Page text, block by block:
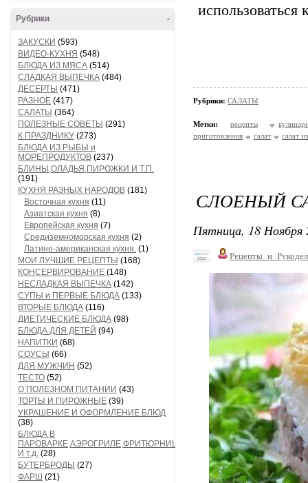
-
Рубрики
ЗАКУСКИ (593)
ВИДЕО-КУХНЯ (548)
БЛЮДА ИЗ МЯСА (514)
СЛАДКАЯ ВЫПЕЧКА (484)
ДЕСЕРТЫ (471)
РАЗНОЕ (417)
САЛАТЫ (364)
ПОЛЕЗНЫЕ СОВЕТЫ (291)
К ПРАЗДНИКУ (273)
БЛЮДА ИЗ РЫБЫ и
МОРЕПРОДУКТОВ (237)
БЛИНЫ,ОЛАДЬЯ,ПИРОЖКИ И Т.П.
(191)
КУХНЯ РАЗНЫХ НАРОДОВ (181)
Восточная кухня (11)
Азиатская кухня (8)
Европейская кухня (7)
Средиземноморская кухня (2)
Латино-американская кухня. (1)
МОИ ЛУЧШИЕ РЕЦЕПТЫ (168)
КОНСЕРВИРОВАНИЕ (148)
НЕСЛАДКАЯ ВЫПЕЧКА (142)
СУПЫ и ПЕРВЫЕ БЛЮДА (133)
ВТОРЫЕ БЛЮДА (116)
ДИЕТИЧЕСКИЕ БЛЮДА (98)
БЛЮДА ДЛЯ ДЕТЕЙ (94)
НАПИТКИ (68)
СОУСЫ (66)
ДЛЯ МУЖЧИН (52)
ТЕСТО (52)
О ПОЛЕЗНОМ ПИТАНИИ (43)
ТОРТЫ И ПИРОЖНЫЕ (39)
УКРАШЕНИЕ И ОФОРМЛЕНИЕ БЛЮД
(38)
БЛЮДА В
ПАРОВАРКЕ,АЭРОГРИЛЕ,ФРИТЮРНИЦЕ
И т.д. (28)
БУТЕРБРОДЫ (27)
ФАРШ (21)
Рубрики: САЛАТЫ
Метки: рецепты
приготовления
салат салат
СЛОЕНЫЙ
Пятница, 18 Ноября